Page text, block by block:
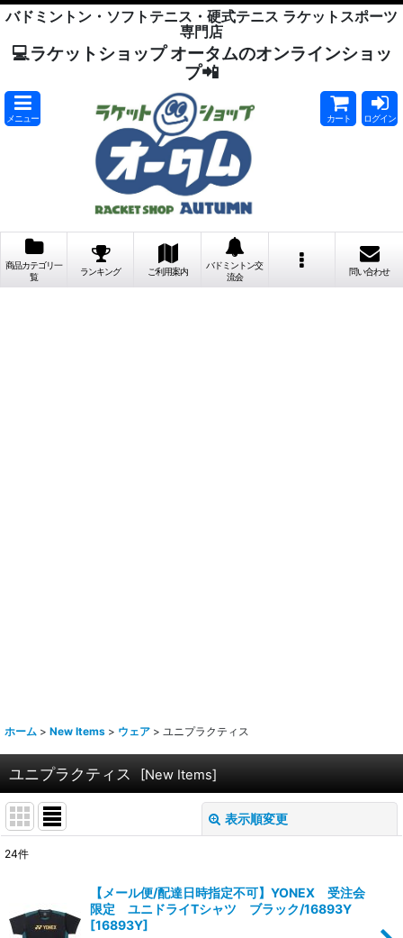
バドミントン・ソフトテニス・硬式テニス ラケットスポーツ
専門店
💻ラケットショップ オータムのオンラインショッ
プ📲
メニュー カート ログイン
商品カテゴリ一
覧
ランキング ご利用案内
バドミントン交
流会
問い合わせ
ホーム > New Items > ウェア > ユニプラクティス
ユニプラクティス [New Items]
表示順変更
並び順
24件
【メール便/配達日時指定不可】YONEX 受注会
限定 ユニドライTシャツ ブラック/16893Y
[16893Y]